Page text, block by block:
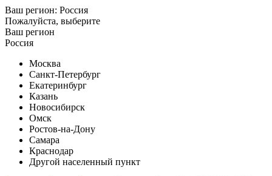
Ваш регион: Россия
Пожалуйста, выберите
Ваш регион
Россия
Москва
Санкт-Петербург
Екатеринбург
Казань
Новосибирск
Омск
Ростов-на-Дону
Самара
Краснодар
Другой населенный пункт